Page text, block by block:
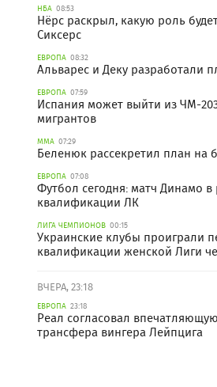
НБА 08:53
Нёрс раскрыл, какую роль
Сиксерс
ЕВРОПА 08:32
Альварес и Деку разработали
ЕВРОПА 07:59
Испания может выйти из ЧМ-
мигрантов
ММА 07:29
Беленюк рассекретил план
ЕВРОПА 07:08
Футбол сегодня: матч Динамо в
квалификации ЛК
ЛИГА ЧЕМПИОНОВ 00:15
Украинские клубы проиграли
квалификации женской Лиги
ВЧЕРА, 23:18
ЕВРОПА 23:18
Реал согласовал
трансфера вингера Лейпцига